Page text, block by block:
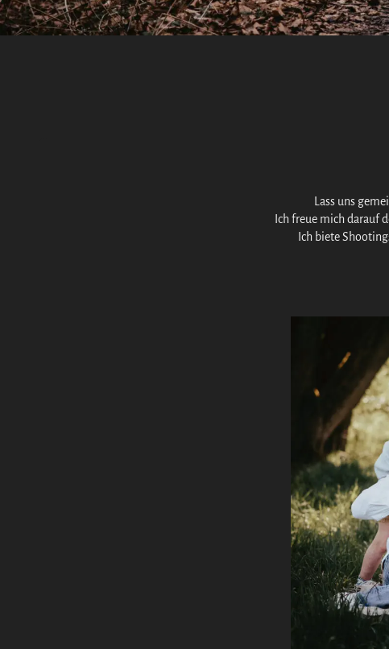
Lass uns
Ich freue mich darauf
Ich biete